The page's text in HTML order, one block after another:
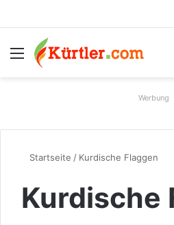
Menü
Werbung
Startseite / Kurdische Flaggen
Kurdische